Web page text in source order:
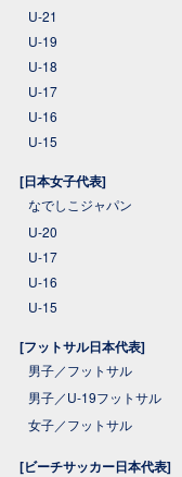
U-21
U-19
U-18
U-17
U-16
U-15
[日本女子代表]
なでしこジャパン
U-20
U-17
U-16
U-15
[フットサル日本代表]
男子／フットサル
男子／U-19フットサル
女子／フットサル
[ビーチサッカー日本代表]